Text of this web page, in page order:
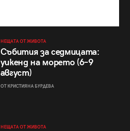
НЕЩАТА ОТ ЖИВОТА
Събития за седмицата:
уикенд на морето (6–9
август)
ОТ КРИСТИЯНА БУРДЕВА
НЕЩАТА ОТ ЖИВОТА